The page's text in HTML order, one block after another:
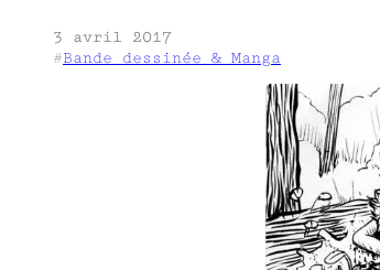
3 avril 2017
#Bande dessinée & Manga